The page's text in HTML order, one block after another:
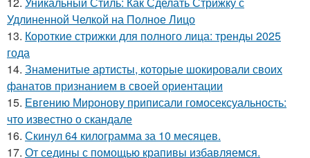
Удлиненной Челкой на Полное Лицо
13. Короткие стрижки для полного лица: тренды 2025
года
14. Знаменитые артисты, которые шокировали своих
фанатов признанием в своей ориентации
15. Евгению Миронову приписали гомосексуальность:
что известно о скандале
16. Скинул 64 килограмма за 10 месяцев.
17. От седины с помощью крапивы избавляемся.